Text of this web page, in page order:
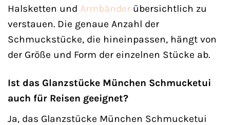
Halsketten und Armbänder übersichtlich zu
verstauen. Die genaue Anzahl der
Schmuckstücke, die hineinpassen, hängt von
der Größe und Form der einzelnen Stücke ab.
Ist das Glanzstücke München Schmucketui
auch für Reisen geeignet?
Ja, das Glanzstücke München Schmucketui